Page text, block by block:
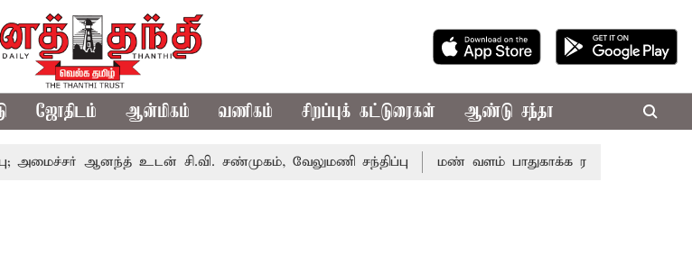
ஜோதிடம் ஆன்மிகம் வணிகம் சிறப்புக் கட்டுரைகள் ஆண்டு சந்தா
ஆனந்த் உடன் சி.வி. சண்முகம், வேலுமணி சந்திப்பு மண் வளம் பாதுகாக்க ரசாயன உரம் பயன்பாட்டை